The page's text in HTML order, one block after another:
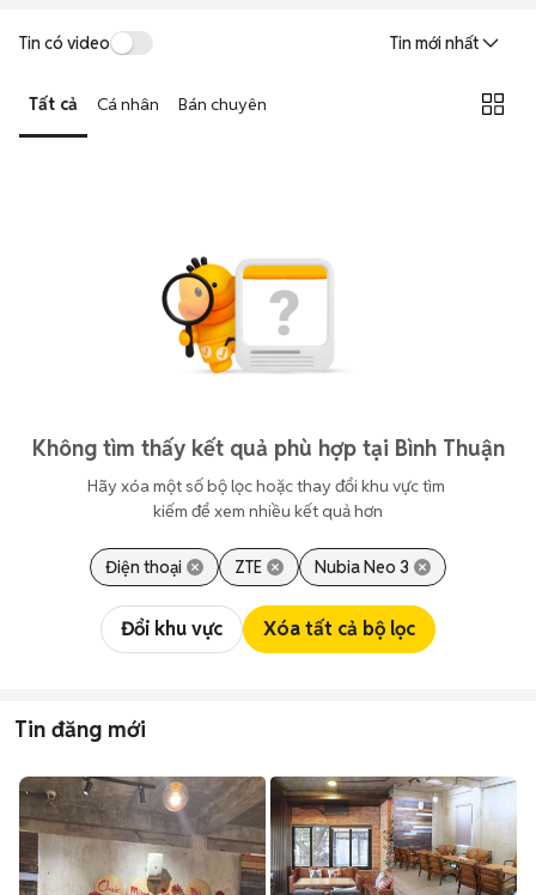
Tin có video Tin mới nhất
Tất cả Cá nhân Bán chuyên
Không tìm thấy kết quả phù hợp tại Bình Thuận
Hãy xóa một số bộ lọc hoặc thay đổi khu vực tìm
kiếm để xem nhiều kết quả hơn
Điện thoại ZTE Nubia Neo 3
Đổi khu vực Xóa tất cả bộ lọc
Tin đăng mới